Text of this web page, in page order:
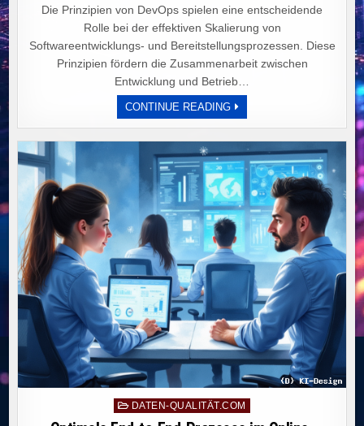
Die Prinzipien von DevOps spielen eine entscheidende
Rolle bei der effektiven Skalierung von
Softwareentwicklungs- und Bereitstellungsprozessen. Diese
Prinzipien fördern die Zusammenarbeit zwischen
Entwicklung und Betrieb…
CONTINUE READINGDEVOPS-
PRINZIPIEN:
SCHLÜSSELFAKTOR
EFFIZIENTE
SKALIERUNG
VON
UND
ZUSAMMENARBEIT
ZWISCHEN
TEAMS.
Posted
in
DATEN-QUALITÄT.COM